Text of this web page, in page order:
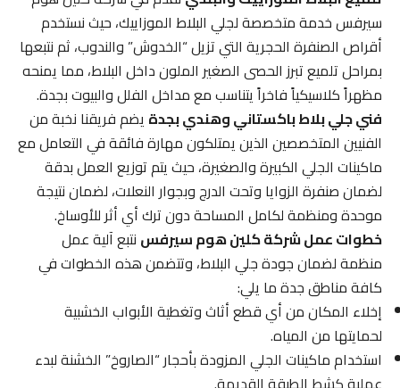
سيرفس خدمة متخصصة لجلي البلاط الموزاييك، حيث نستخدم
أقراص الصنفرة الحجرية التي تزيل “الخدوش” والندوب، ثم نتبعها
بمراحل تلميع تبرز الحصى الصغير الملون داخل البلاط، مما يمنحه
مظهراً كلاسيكياً فاخراً يتناسب مع مداخل الفلل والبيوت بجدة.
فني جلي بلاط باكستاني وهندي بجدةيضم فريقنا نخبة من
الفنيين المتخصصين الذين يمتلكون مهارة فائقة في التعامل مع
ماكينات الجلي الكبيرة والصغيرة، حيث يتم توزيع العمل بدقة
لضمان صنفرة الزوايا وتحت الدرج وبجوار النعلات، لضمان نتيجة
موحدة ومنظمة لكامل المساحة دون ترك أي أثر للأوساخ.
خطوات عمل شركة كلين هوم سيرفسنتبع آلية عمل
منظمة لضمان جودة جلي البلاط، وتتضمن هذه الخطوات في
كافة مناطق جدة ما يلي:
إخلاء المكان من أي قطع أثاث وتغطية الأبواب الخشبية
لحمايتها من المياه.
استخدام ماكينات الجلي المزودة بأحجار “الصاروخ” الخشنة لبدء